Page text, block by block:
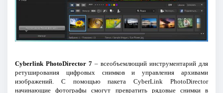
Cyberlink PhotoDirector 7– всеобъемлющий инструментарий для
ретуширования цифровых снимков и управления архивами
изображений. С помощью пакета CyberLink PhotoDirector
начинающие фотографы смогут превратить рядовые снимки в